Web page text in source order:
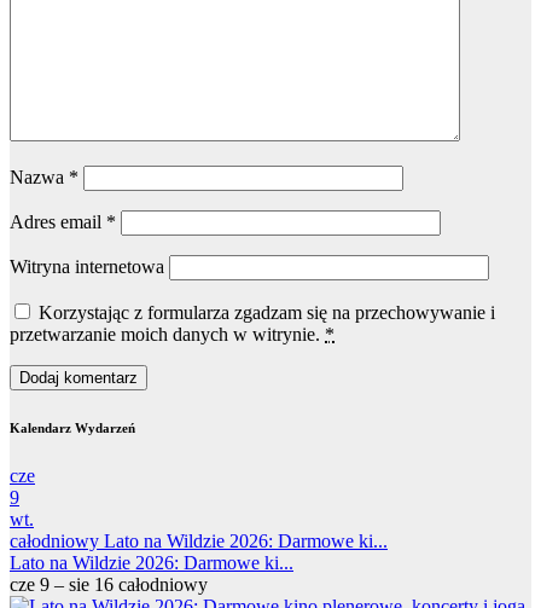
Nazwa *
Adres email *
Witryna internetowa
Korzystając z formularza zgadzam się na przechowywanie i
przetwarzanie moich danych w witrynie. *
Kalendarz Wydarzeń
cze
9
wt.
całodniowy Lato na Wildzie 2026: Darmowe ki...
Lato na Wildzie 2026: Darmowe ki...
cze 9 – sie 16 całodniowy